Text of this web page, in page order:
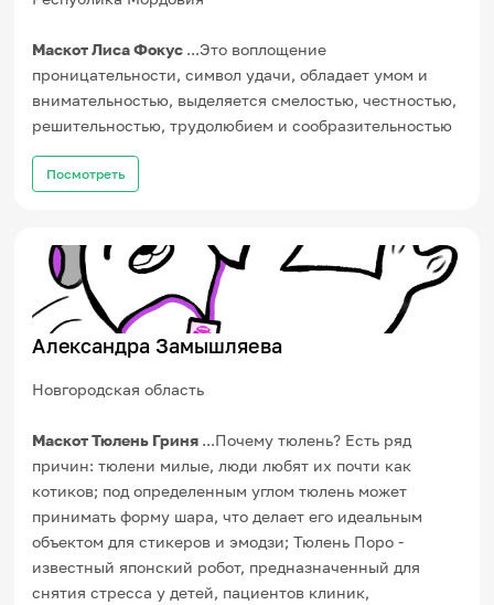
Маскот Лиса Фокус ...Это воплощение
проницательности, символ удачи, обладает умом и
внимательностью, выделяется смелостью, честностью,
решительностью, трудолюбием и сообразительностью
Посмотреть
Александра Замышляева
Новгородская область
Маскот Тюлень Гриня ...Почему тюлень? Есть ряд
причин: тюлени милые, люди любят их почти как
котиков; под определенным углом тюлень может
принимать форму шара, что делает его идеальным
объектом для стикеров и эмодзи; Тюлень Поро -
известный японский робот, предназначенный для
снятия стресса у детей, пациентов клиник,